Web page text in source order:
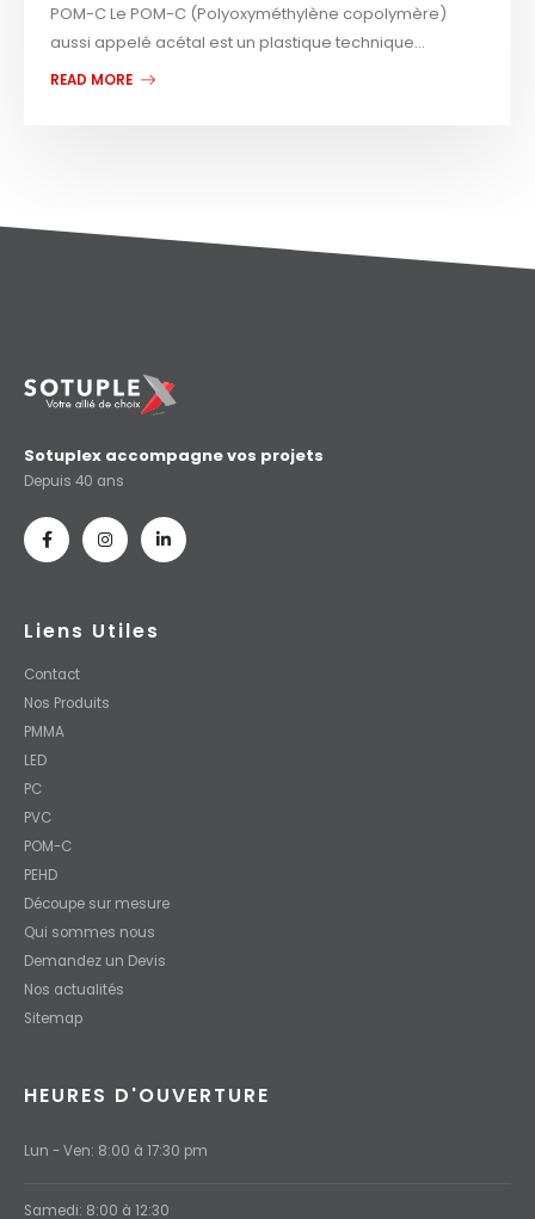
POM-C Le POM-C (Polyoxyméthylène copolymère)
aussi appelé acétal est un plastique technique...
READ MORE
Sotuplex accompagne vos projets
Depuis 40 ans
Liens Utiles
Contact
Nos Produits
PMMA
LED
PC
PVC
POM-C
PEHD
Découpe sur mesure
Qui sommes nous
Demandez un Devis
Nos actualités
Sitemap
HEURES D'OUVERTURE
Lun - Ven: 8:00 à 17:30 pm
Samedi: 8:00 à 12:30